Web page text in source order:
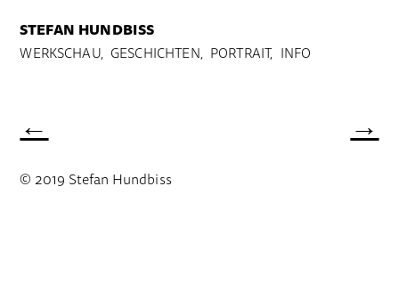
WERKSCHAU, GESCHICHTEN, PORTRAIT, INFO
STEFAN HUNDBISS
← →
© 2019 Stefan Hundbiss